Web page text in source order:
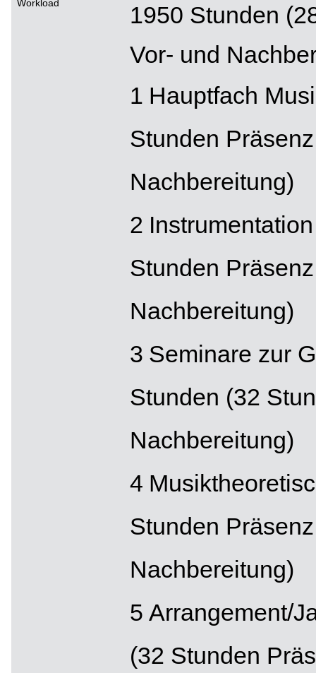
Workload
1950 Stunden
Vor- und
Hauptfach
Stunden
Nachbereitung)
Stunden
Nachbereitung)
Seminare zur
Stunden (32
Nachbereitung)
Stunden
Nachbereitung)
Arrangement/
(32 Stunden